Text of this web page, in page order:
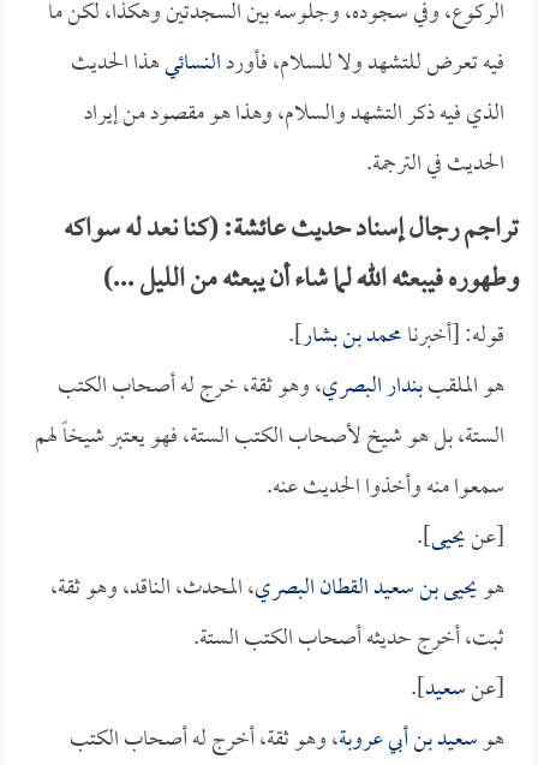
الركوع، وفي سجوده، وجلوسه بين السجدتين وهكذا، لكن ما
فيه تعرض للتشهد ولا للسلام، فأوردالنسائيهذا الحديث
الذي فيه ذكر التشهد والسلام، وهذا هو مقصود من إيراد
الحديث في الترجمة.
تراجم رجال إسناد حديث عائشة: (كنا نعد له سواكه
وطهوره فيبعثه الله لما شاء أن يبعثه من الليل ...)
قوله: [أخبرنامحمد بن بشار].
هو الملقببندار البصري، وهو ثقة، خرج له أصحاب الكتب
الستة، بل هو شيخ لأصحاب الكتب الستة، فهو يعتبر شيخاً لهم
سمعوا منه وأخذوا الحديث عنه.
[عنيحيى].
هويحيى بن سعيد القطان البصري، المحدث، الناقد، وهو ثقة،
ثبت، أخرج حديثه أصحاب الكتب الستة.
[عنسعيد].
هوسعيد بن أبي عروبة، وهو ثقة، أخرج له أصحاب الكتب